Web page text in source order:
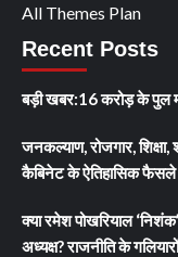
All Themes Plan
Recent Posts
बड़ी खबर:16 करोड़ के पुल
जनकल्याण, रोजगार,
कैबिनेट के ऐतिहासिक फैसले
क्या रमेश पोखरियाल
अध्यक्ष? राजनीति के